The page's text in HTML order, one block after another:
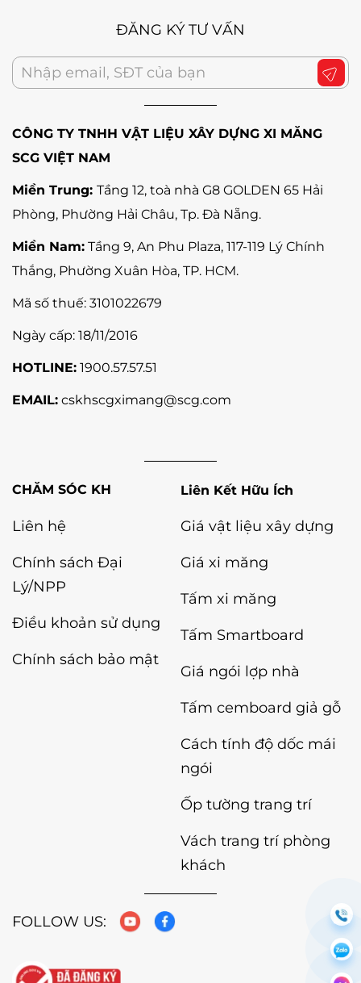
ĐĂNG KÝ TƯ VẤN
CÔNG TY TNHH VẬT LIỆU XÂY DỰNG XI MĂNG
SCG VIỆT NAM
Miền Trung: Tầng 12, toà nhà G8 GOLDEN 65 Hải
Phòng, Phường Hải Châu, Tp. Đà Nẵng.
Miền Nam: Tầng 9, An Phu Plaza, 117-119 Lý Chính
Thắng, Phường Xuân Hòa, TP. HCM.
Mã số thuế: 3101022679
Ngày cấp: 18/11/2016
HOTLINE: 1900.57.57.51
EMAIL: cskhscgximang@scg.com
Liên hệ
Chính sách Đại
Lý/NPP
Điều khoản sử dụng
Chính sách bảo mật
Liên Kết Hữu Ích
Giá vật liệu xây dựng
Giá xi măng
Tấm xi măng
Tấm Smartboard
Giá ngói lợp nhà
Tấm cemboard giả gỗ
Cách tính độ dốc mái
ngói
Ốp tường trang trí
Vách trang trí phòng
khách
FOLLOW US: